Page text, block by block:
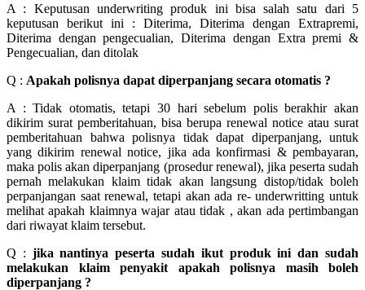
A : Keputusan underwriting produk ini bisa salah satu dari 5
keputusan berikut ini : Diterima, Diterima dengan Extrapremi,
Diterima dengan pengecualian, Diterima dengan Extra premi &
Pengecualian, dan ditolak
Q : Apakah polisnya dapat diperpanjang secara otomatis ?
A : Tidak otomatis, tetapi 30 hari sebelum polis berakhir akan
dikirim surat pemberitahuan, bisa berupa renewal notice atau surat
pemberitahuan bahwa polisnya tidak dapat diperpanjang, untuk
yang dikirim renewal notice, jika ada konfirmasi & pembayaran,
maka polis akan diperpanjang (prosedur renewal), jika peserta sudah
pernah melakukan klaim tidak akan langsung distop/tidak boleh
perpanjangan saat renewal, tetapi akan ada re- underwritting untuk
melihat apakah klaimnya wajar atau tidak , akan ada pertimbangan
dari riwayat klaim tersebut.
Q : jika nantinya peserta sudah ikut produk ini dan sudah
melakukan klaim penyakit apakah polisnya masih boleh
diperpanjang ?